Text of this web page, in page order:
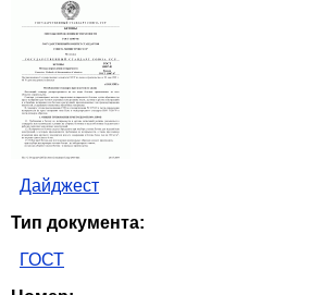
Дайджест
Тип документа:
ГОСТ